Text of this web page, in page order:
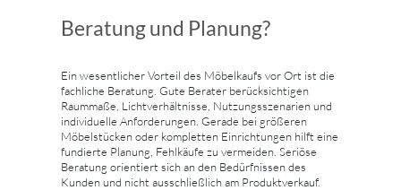
Beratung und Planung?
Ein wesentlicher Vorteil des Möbelkaufs vor Ort ist die
fachliche Beratung. Gute Berater berücksichtigen
Raummaße, Lichtverhältnisse, Nutzungsszenarien und
individuelle Anforderungen. Gerade bei größeren
Möbelstücken oder kompletten Einrichtungen hilft eine
fundierte Planung, Fehlkäufe zu vermeiden. Seriöse
Beratung orientiert sich an den Bedürfnissen des
Kunden und nicht ausschließlich am Produktverkauf.